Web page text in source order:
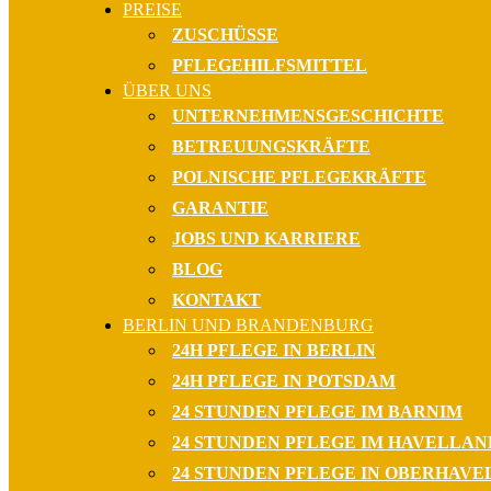
PREISE
ZUSCHÜSSE
PFLEGEHILFSMITTEL
ÜBER UNS
UNTERNEHMENSGESCHICHTE
BETREUUNGSKRÄFTE
POLNISCHE PFLEGEKRÄFTE
GARANTIE
JOBS UND KARRIERE
BLOG
KONTAKT
BERLIN UND BRANDENBURG
24H PFLEGE IN BERLIN
24H PFLEGE IN POTSDAM
24 STUNDEN PFLEGE IM BARNIM
24 STUNDEN PFLEGE IM
24 STUNDEN PFLEGE IN